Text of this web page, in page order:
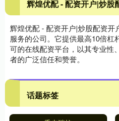
辉煌优配 - 配资开户|炒股
辉煌优配 - 配资开户|炒股配资开
服务的公司。它提供最高10倍杠
可的在线配资平台，以其专业性
者的广泛信任和赞誉。
话题标签